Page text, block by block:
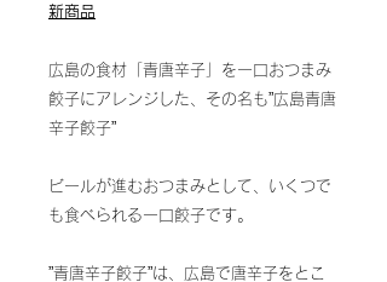
新商品
広島の食材「青唐辛子」を一口おつまみ
餃子にアレンジした、その名も”広島青唐
辛子餃子”
ビールが進むおつまみとして、いくつで
も食べられる一口餃子です。
”青唐辛子餃子”は、広島で唐辛子をとこ